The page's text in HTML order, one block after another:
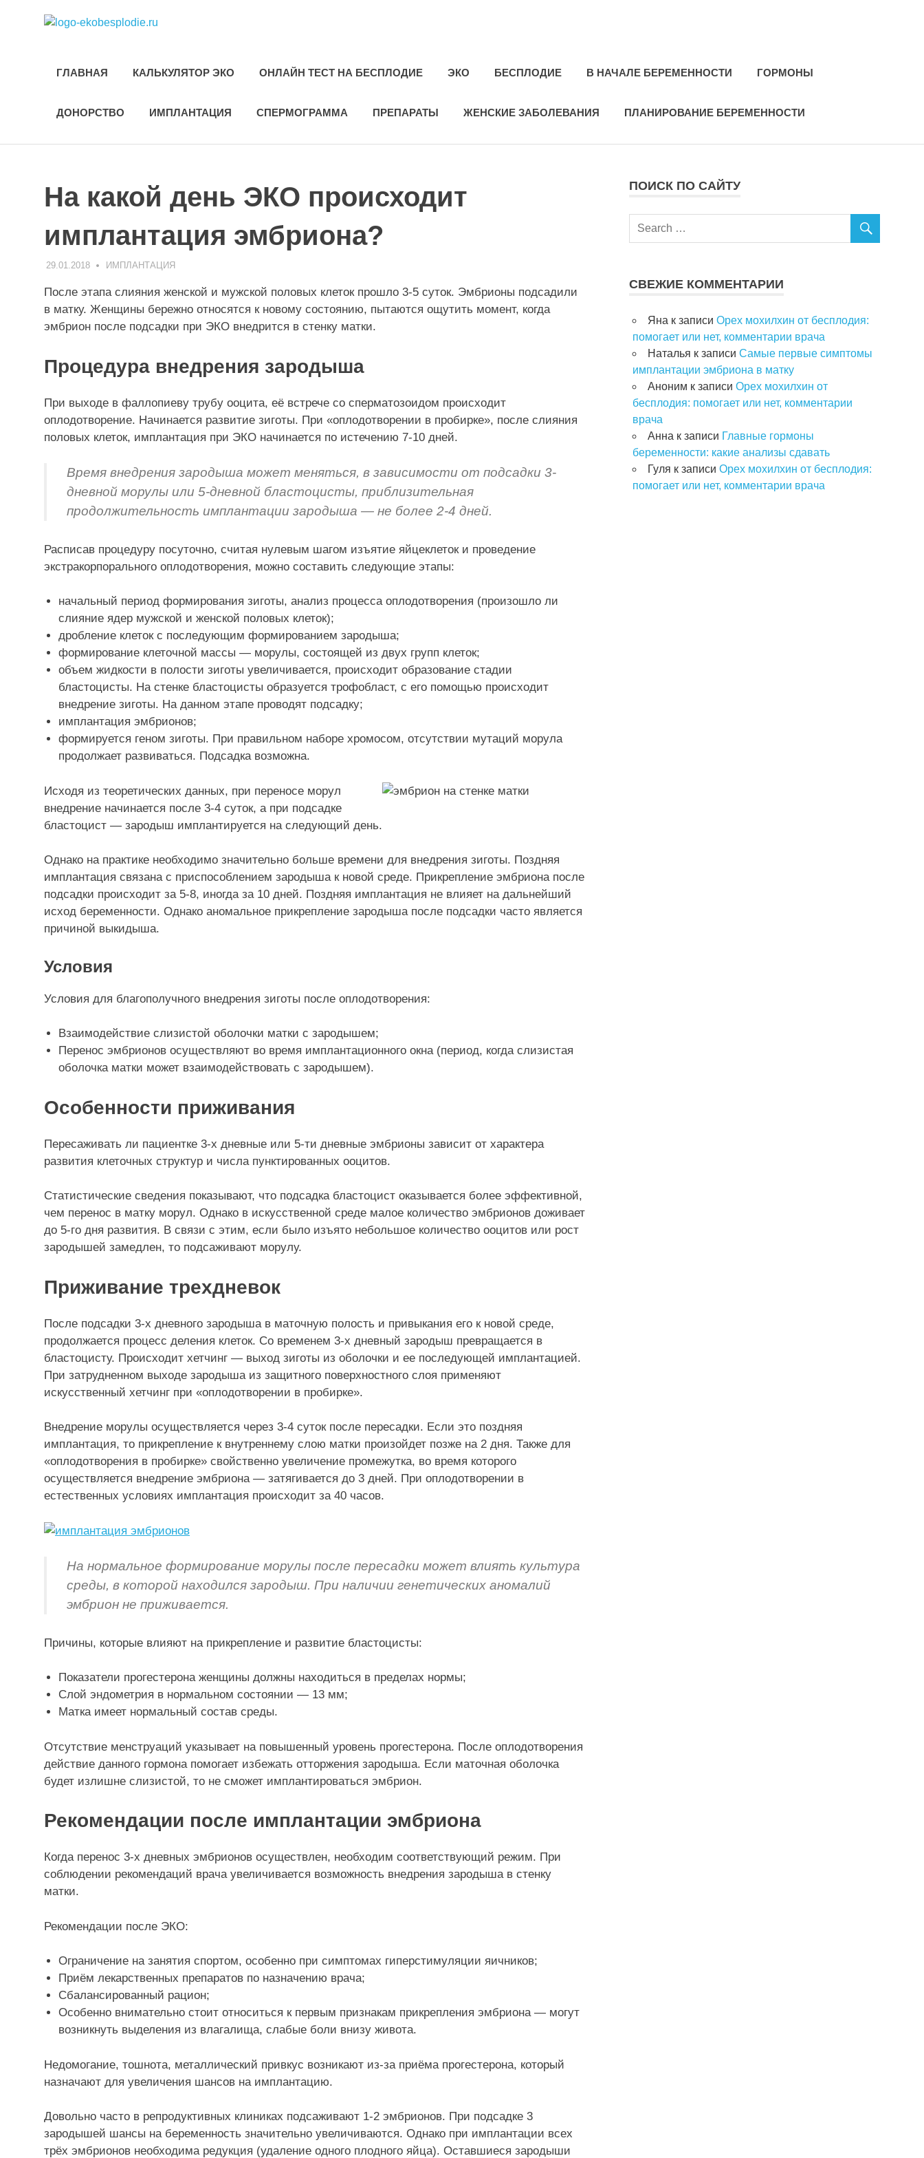
бесплодия
ГЛАВНАЯ КАЛЬКУЛЯТОР ЭКО ОНЛАЙН ТЕСТ НА БЕСПЛОДИЕ ЭКО БЕСПЛОДИЕ В НАЧАЛЕ БЕРЕМЕННОСТИ ГОРМОНЫ
ДОНОРСТВО ИМПЛАНТАЦИЯ СПЕРМОГРАММА ПРЕПАРАТЫ ЖЕНСКИЕ ЗАБОЛЕВАНИЯ ПЛАНИРОВАНИЕ БЕРЕМЕННОСТИ
На какой день ЭКО происходит
имплантация эмбриона?
29.01.2018 ЭКО-1
ИМПЛАНТАЦИЯ
После этапа слияния женской и мужской половых клеток прошло 3-5 суток. Эмбрионы подсадили
в матку. Женщины бережно относятся к новому состоянию, пытаются ощутить момент, когда
эмбрион после подсадки при ЭКО внедрится в стенку матки.
Процедура внедрения зародыша
При выходе в фаллопиеву трубу ооцита, её встрече со сперматозоидом происходит
оплодотворение. Начинается развитие зиготы. При «оплодотворении в пробирке», после слияния
половых клеток, имплантация при ЭКО начинается по истечению 7-10 дней.
Время внедрения зародыша может меняться, в зависимости от подсадки 3-
дневной морулы или 5-дневной бластоцисты, приблизительная
продолжительность имплантации зародыша — не более 2-4 дней.
Расписав процедуру посуточно, считая нулевым шагом изъятие яйцеклеток и проведение
экстракорпорального оплодотворения, можно составить следующие этапы:
начальный период формирования зиготы, анализ процесса оплодотворения (произошло ли
слияние ядер мужской и женской половых клеток);
дробление клеток с последующим формированием зародыша;
формирование клеточной массы — морулы, состоящей из двух групп клеток;
объем жидкости в полости зиготы увеличивается, происходит образование стадии
бластоцисты. На стенке бластоцисты образуется трофобласт, с его помощью происходит
внедрение зиготы. На данном этапе проводят подсадку;
имплантация эмбрионов;
формируется геном зиготы. При правильном наборе хромосом, отсутствии мутаций морула
продолжает развиваться. Подсадка возможна.
Исходя из теоретических данных, при переносе морул
внедрение начинается после 3-4 суток, а при подсадке
бластоцист — зародыш имплантируется на следующий день.
Однако на практике необходимо значительно больше времени для внедрения зиготы. Поздняя
имплантация связана с приспособлением зародыша к новой среде. Прикрепление эмбриона после
подсадки происходит за 5-8, иногда за 10 дней. Поздняя имплантация не влияет на дальнейший
исход беременности. Однако аномальное прикрепление зародыша после подсадки часто является
причиной выкидыша.
Условия
Условия для благополучного внедрения зиготы после оплодотворения:
Взаимодействие слизистой оболочки матки с зародышем;
Перенос эмбрионов осуществляют во время имплантационного окна (период, когда слизистая
оболочка матки может взаимодействовать с зародышем).
Особенности приживания
Пересаживать ли пациентке 3-х дневные или 5-ти дневные эмбрионы зависит от характера
развития клеточных структур и числа пунктированных ооцитов.
Статистические сведения показывают, что подсадка бластоцист оказывается более эффективной,
чем перенос в матку морул. Однако в искусственной среде малое количество эмбрионов доживает
до 5-го дня развития. В связи с этим, если было изъято небольшое количество ооцитов или рост
зародышей замедлен, то подсаживают морулу.
Приживание трехдневок
После подсадки 3-х дневного зародыша в маточную полость и привыкания его к новой среде,
продолжается процесс деления клеток. Со временем 3-х дневный зародыш превращается в
бластоцисту. Происходит хетчинг — выход зиготы из оболочки и ее последующей имплантацией.
При затрудненном выходе зародыша из защитного поверхностного слоя применяют
искусственный хетчинг при «оплодотворении в пробирке».
Внедрение морулы осуществляется через 3-4 суток после пересадки. Если это поздняя
имплантация, то прикрепление к внутреннему слою матки произойдет позже на 2 дня. Также для
«оплодотворения в пробирке» свойственно увеличение промежутка, во время которого
осуществляется внедрение эмбриона — затягивается до 3 дней. При оплодотворении в
естественных условиях имплантация происходит за 40 часов.
На нормальное формирование морулы после пересадки может влиять культура
среды, в которой находился зародыш. При наличии генетических аномалий
эмбрион не приживается.
Причины, которые влияют на прикрепление и развитие бластоцисты:
Показатели прогестерона женщины должны находиться в пределах нормы;
Слой эндометрия в нормальном состоянии — 13 мм;
Матка имеет нормальный состав среды.
Отсутствие менструаций указывает на повышенный уровень прогестерона. После оплодотворения
действие данного гормона помогает избежать отторжения зародыша. Если маточная оболочка
будет излишне слизистой, то не сможет имплантироваться эмбрион.
Рекомендации после имплантации эмбриона
Когда перенос 3-х дневных эмбрионов осуществлен, необходим соответствующий режим. При
соблюдении рекомендаций врача увеличивается возможность внедрения зародыша в стенку
матки.
Рекомендации после ЭКО:
Ограничение на занятия спортом, особенно при симптомах гиперстимуляции яичников;
Приём лекарственных препаратов по назначению врача;
Сбалансированный рацион;
Особенно внимательно стоит относиться к первым признакам прикрепления эмбриона — могут
возникнуть выделения из влагалища, слабые боли внизу живота.
Недомогание, тошнота, металлический привкус возникают из-за приёма прогестерона, который
назначают для увеличения шансов на имплантацию.
Довольно часто в репродуктивных клиниках подсаживают 1-2 эмбрионов. При подсадке 3
зародышей шансы на беременность значительно увеличиваются. Однако при имплантации всех
трёх эмбрионов необходима редукция (удаление одного плодного яйца). Оставшиеся зародыши
ПОИСК ПО САЙТУ
СВЕЖИЕ КОММЕНТАРИИ
Яна к записи Орех мохилхин от бесплодия:
помогает или нет, комментарии врача
Наталья к записи Самые первые симптомы
имплантации эмбриона в матку
Аноним к записи Орех мохилхин от
бесплодия: помогает или нет, комментарии
врача
Анна к записи Главные гормоны
беременности: какие анализы сдавать
Гуля к записи Орех мохилхин от бесплодия:
помогает или нет, комментарии врача